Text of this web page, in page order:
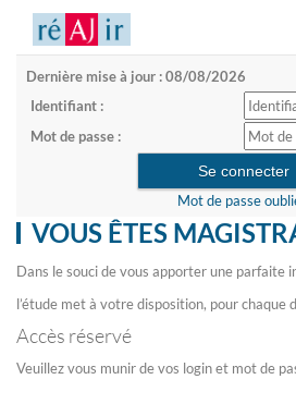
Dernière mise à jour : 08/08/2026
Identifiant :
Mot de passe :
Mot de passe
VOUS ÊTES
Dans le souci de vous apporter une parfaite
l’étude met à votre disposition, pour chaque
Accès réservé
Veuillez vous munir de vos login et mot de